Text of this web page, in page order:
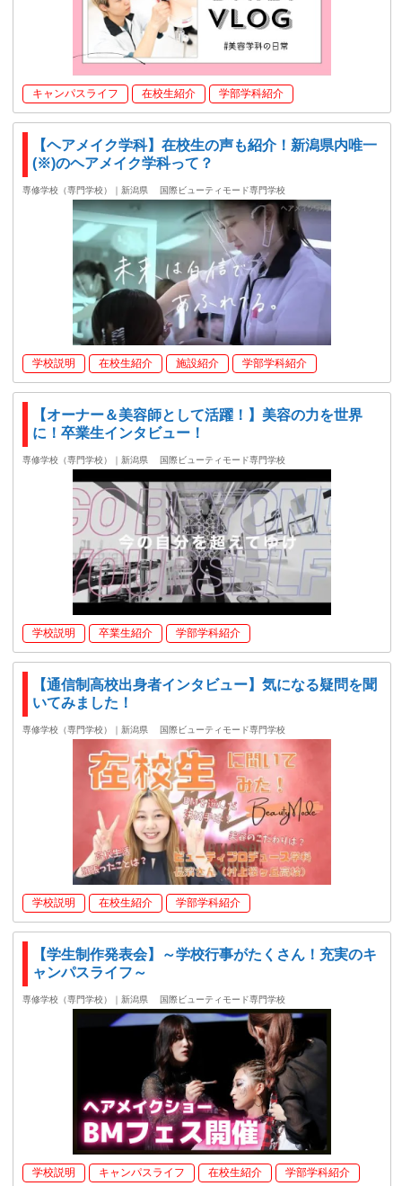
キャンパスライフ 在校生紹介 学部学科紹介
【ヘアメイク学科】在校生の声も紹介！新潟県内唯一
(※)のヘアメイク学科って？
専修学校（専門学校）｜新潟県 国際ビューティモード専門学校
学校説明 在校生紹介 施設紹介 学部学科紹介
【オーナー＆美容師として活躍！】美容の力を世界
に！卒業生インタビュー！
専修学校（専門学校）｜新潟県 国際ビューティモード専門学校
学校説明 卒業生紹介 学部学科紹介
【通信制高校出身者インタビュー】気になる疑問を聞
いてみました！
専修学校（専門学校）｜新潟県 国際ビューティモード専門学校
学校説明 在校生紹介 学部学科紹介
【学生制作発表会】～学校行事がたくさん！充実のキ
ャンパスライフ～
専修学校（専門学校）｜新潟県 国際ビューティモード専門学校
学校説明 キャンパスライフ 在校生紹介 学部学科紹介